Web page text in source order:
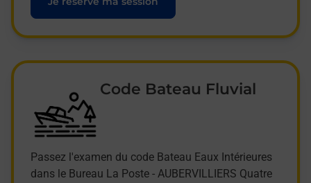
Code Bateau Fluvial
Passez l'examen du code Bateau Eaux Intérieures
dans le Bureau La Poste - AUBERVILLIERS Quatre